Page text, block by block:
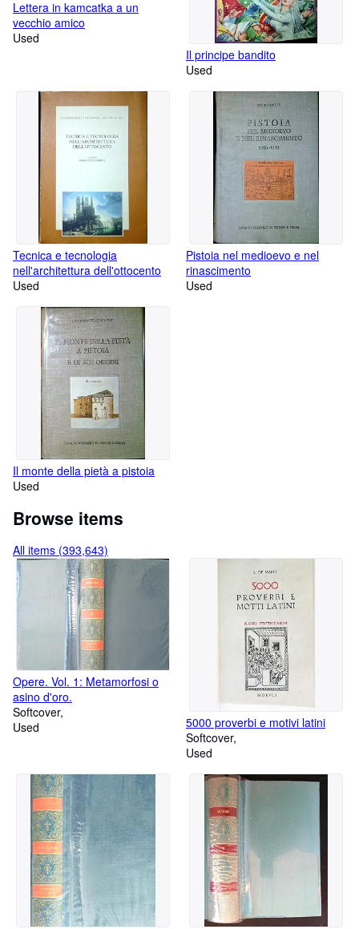
Lettera in kamcatka a un
vecchio amico
Used
Il principe bandito
Used
Tecnica e tecnologia
nell'architettura dell'ottocento
Used
Pistoia nel medioevo e nel
rinascimento
Used
Il monte della pietà a pistoia
Used
Browse items
All items (393,643)
Opere. Vol. 1: Metamorfosi o
asino d'oro.
Softcover
Used
5000 proverbi e motivi latini
Softcover
Used